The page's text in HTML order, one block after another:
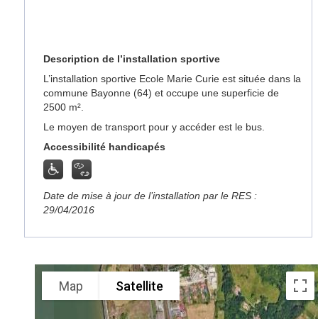
Description de l’installation sportive
L’installation sportive Ecole Marie Curie est située dans la
commune Bayonne (64) et occupe une superficie de
2500 m².
Le moyen de transport pour y accéder est le bus.
Accessibilité handicapés
Date de mise à jour de l’installation par le RES :
29/04/2016
Map Satellite